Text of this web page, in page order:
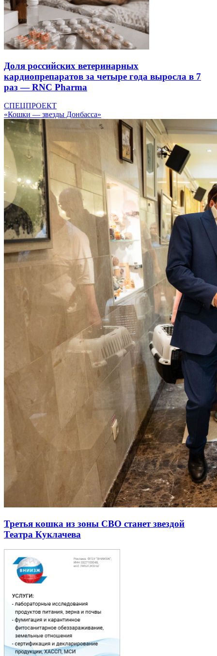
Доля российских ветеринарных
кардиопрепаратов за четыре года выросла в 7
раз — RNC Pharma
СПЕЦПРОЕКТ
«Кошки — звезды Донбасса»
Третья кошка из зоны СВО станет звездой
Театра Куклачева